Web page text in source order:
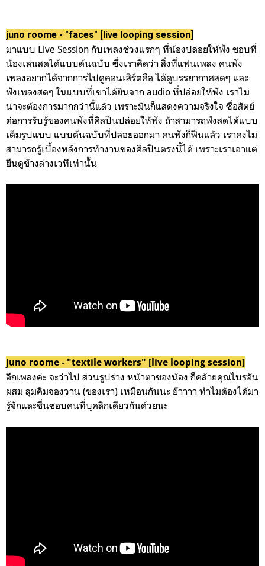
juno roome - "faces" [live looping session]
มาแบบ Live Session กับเพลงช่วงแรกๆ ที่น้องปล่อยให้ฟัง ชอบที่
น้องเล่นสดได้แบบต้นฉบับ ซึ่งเราคิดว่า สิ่งที่แฟนเพลง คนฟัง
เพลงอยากได้จากการไปดูคอนเสิร์ตคือ ได้ดูบรรยากาศสดๆ และ
ฟังเพลงสดๆ ในแบบที่เขาได้ยินจาก audio ที่ปล่อยให้ฟัง เราไม่
น่าจะต้องการมากกว่านี้แล้ว เพราะมันก็แสดงความจริงใจ ซื่อสัตย์
ต่อการรับรู้ของคนฟังที่ศิลปินปล่อยให้ฟัง ถ้าสามารถฟังสดได้แบบ
เต็มรูปแบบ แบบต้นฉบับที่ปล่อยออกมา คนฟังก็ฟินแล้ว เราคงไม่
สามารถรู้เบื้องหลังการทำงานของศิลปินตรงนี้ได้ เพราะเราเอาแต่
ยืนดูข้างล่างเวทีเท่านั้น
juno roome - "textile workers" [live looping session]
อีกเพลงค่ะ จะว่าไป ส่วนรูปร่าง หน้าตาของน้อง ก็คล้ายคุณไบรอัน
ผสม ลุมคิมจองวาน (ของเรา) เหมือนกันนะ ย๊าาาา ทำไมต้องได้มา
รู้จักและชื่นชอบคนที่บุคลิกเดียวกันด้วยนะ